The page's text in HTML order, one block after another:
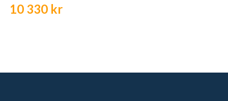
10 330 kr